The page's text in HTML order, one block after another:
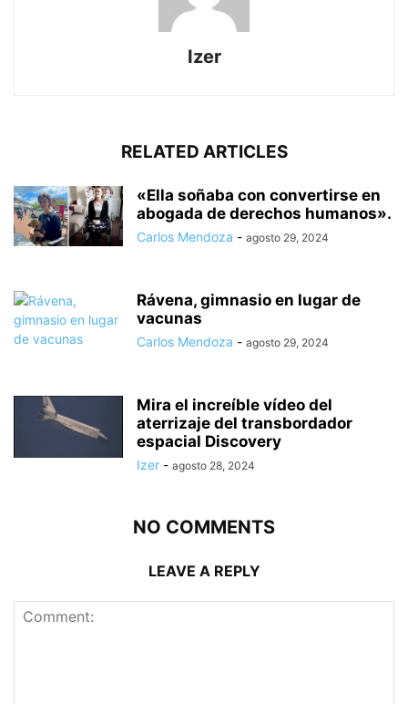
Izer
RELATED ARTICLES
«Ella soñaba con convertirse en
abogada de derechos humanos».
Carlos Mendoza - agosto 29, 2024
Rávena, gimnasio en lugar de
vacunas
Carlos Mendoza - agosto 29, 2024
Mira el increíble vídeo del
aterrizaje del transbordador
espacial Discovery
Izer - agosto 28, 2024
NO COMMENTS
LEAVE A REPLY